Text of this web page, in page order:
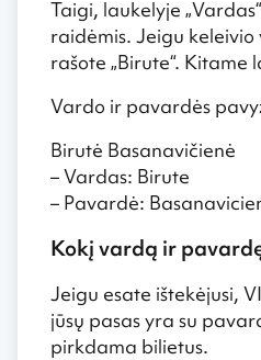
Taigi, laukelyje
raidėmis. Jeigu
rašote „Birute“.
Vardo ir pavardės
Birutė Basanavičienė
– Vardas: Birute
– Pavardė:
Kokį vardą ir
Jeigu esate ištekėjusi,
jūsų pasas yra su
pirkdama bilietus.